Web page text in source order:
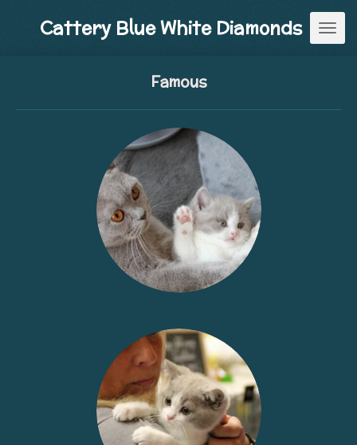
Cattery Blue White Diamonds
Famous